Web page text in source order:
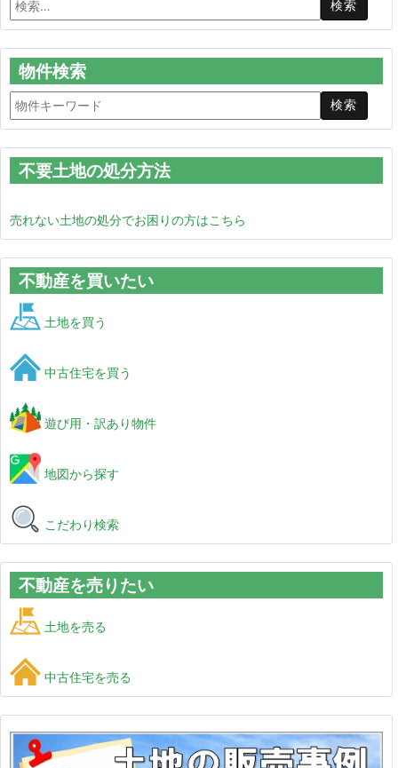
物件検索
不要土地の処分方法
売れない土地の処分でお困りの方はこちら
不動産を買いたい
土地を買う
中古住宅を買う
遊び用・訳あり物件
地図から探す
こだわり検索
不動産を売りたい
土地を売る
中古住宅を売る